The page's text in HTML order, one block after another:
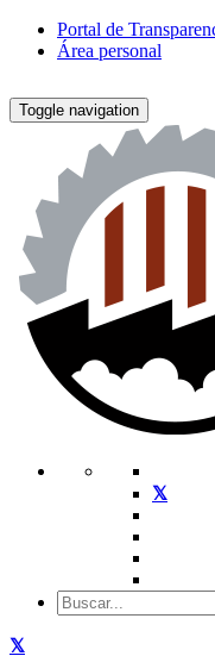
Portal de
Área personal
Toggle navigation